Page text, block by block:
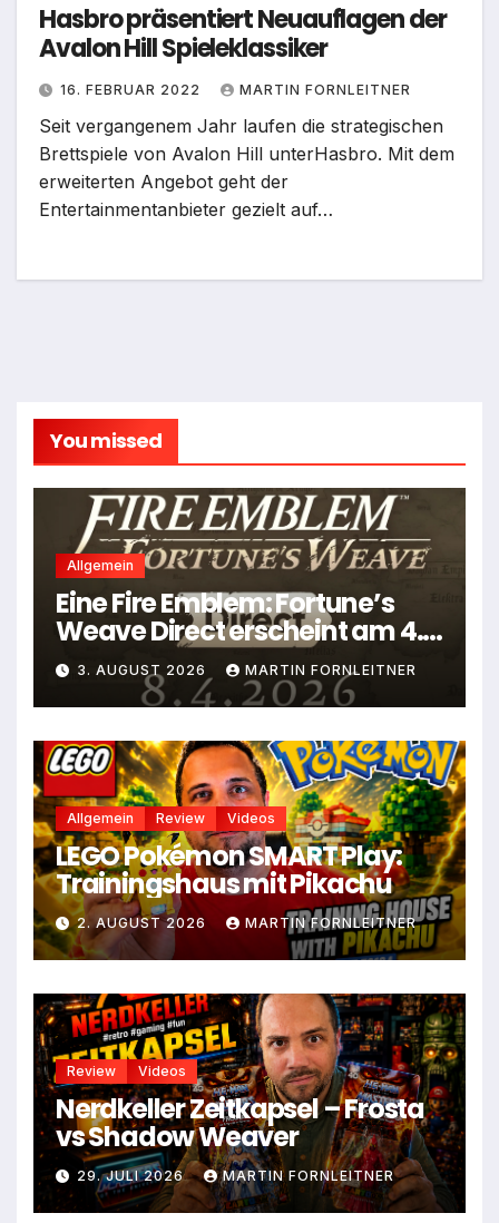
Hasbro präsentiert Neuauflagen der
Avalon Hill Spieleklassiker
16. FEBRUAR 2022 MARTIN FORNLEITNER
Seit vergangenem Jahr laufen die strategischen
Brettspiele von Avalon Hill unterHasbro. Mit dem
erweiterten Angebot geht der
Entertainmentanbieter gezielt auf…
You missed
Allgemein
Eine Fire Emblem: Fortune’s
Weave Direct erscheint am 4.
August
3. AUGUST 2026 MARTIN FORNLEITNER
Allgemein Review Videos
LEGO Pokémon SMART Play:
Trainingshaus mit Pikachu
2. AUGUST 2026 MARTIN FORNLEITNER
Review Videos
Nerdkeller Zeitkapsel – Frosta
vs Shadow Weaver
29. JULI 2026 MARTIN FORNLEITNER